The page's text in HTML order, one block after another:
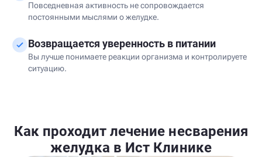
Повседневная активность не сопровождается
постоянными мыслями о желудке.
Возвращается уверенность в питании
Вы лучше понимаете реакции организма и контролируете
ситуацию.
Как проходит лечение несварения
желудка в Ист Клинике